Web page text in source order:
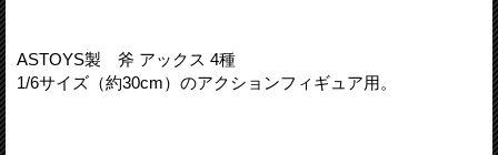
ASTOYS製 斧 アックス 4種
1/6サイズ（約30cm）のアクションフィギュア用。